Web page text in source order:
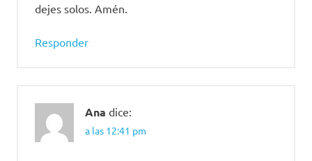
dejes solos. Amén.
Responder
Ana dice:
a las 12:41 pm